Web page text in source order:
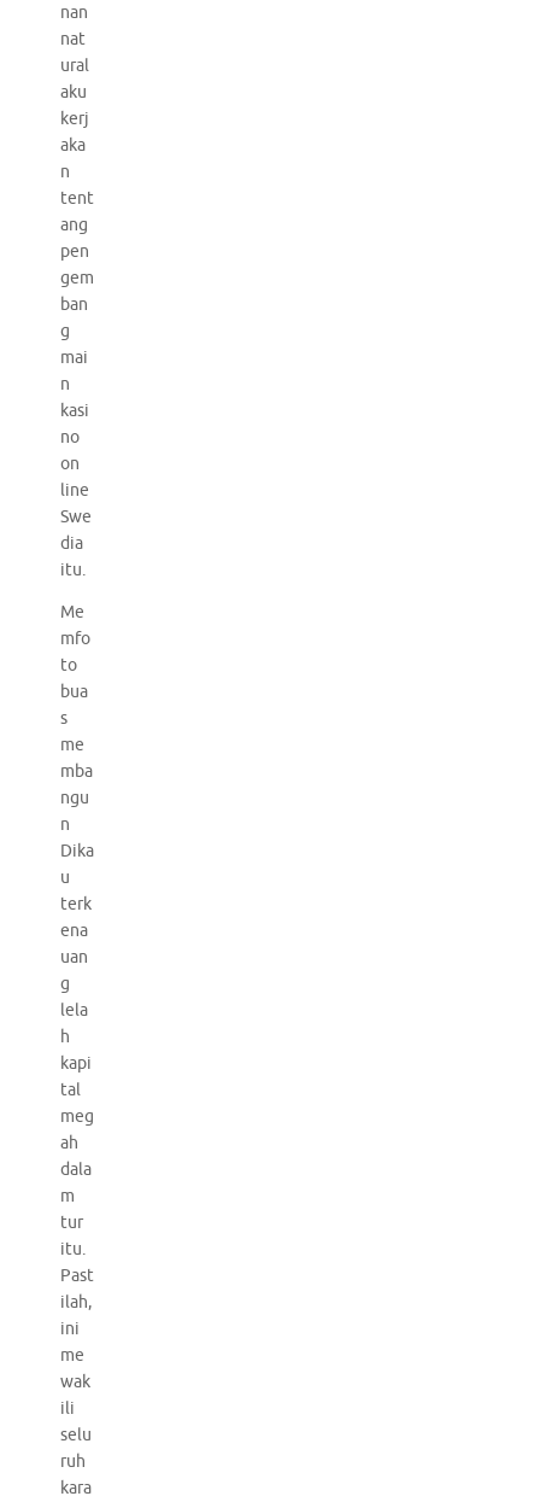
nan
nat
ural
aku
kerj
aka
n
tent
ang
pen
gem
ban
g
mai
n
kasi
no
on
line
Swe
dia
itu.
Me
mfo
to
bua
s
me
mba
ngu
n
Dika
u
terk
ena
uan
g
lela
h
kapi
tal
meg
ah
dala
m
tur
itu.
Past
ilah,
ini
me
wak
ili
selu
ruh
kara